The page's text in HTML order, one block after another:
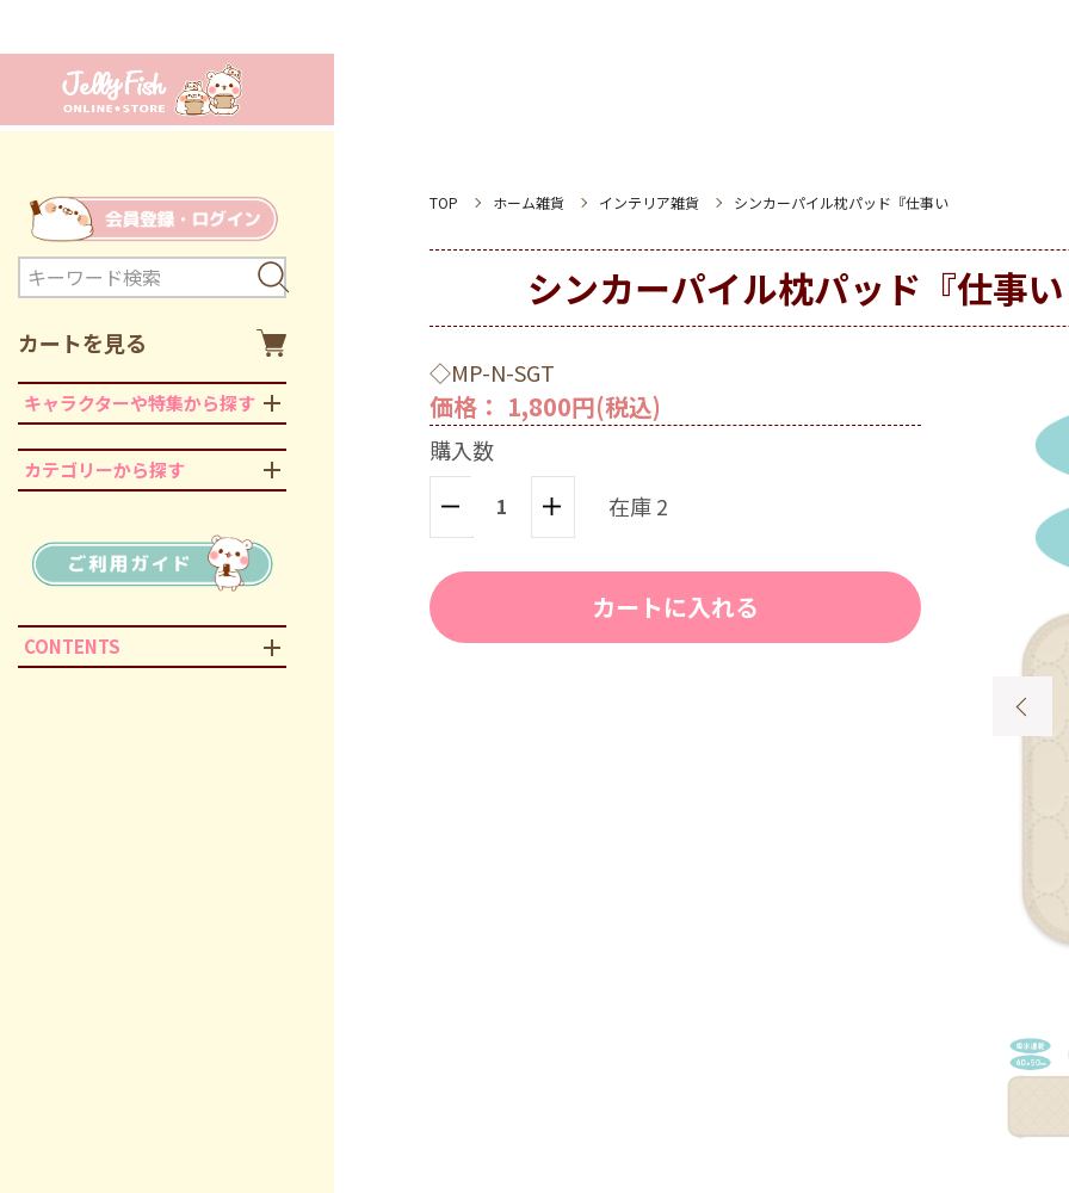
カートを見る
キャラクターや特集から探す
カテゴリーから探す
CONTENTS
TOP ホーム雑貨 インテリア雑貨 シンカーパイル枕パッド『仕事い
シンカーパイル枕パッド『仕事
◇MP-N-SGT
価格： 1,800円(税込)
購入数
在庫 2
カートに入れる